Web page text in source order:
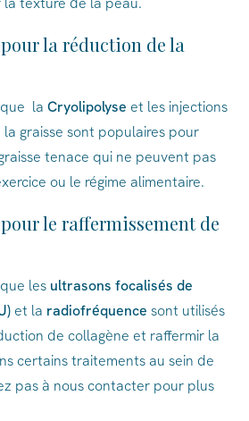
la réduction de la
la Cryolipolyse et les injections
graisse sont populaires pour
tenace qui ne peuvent pas
ou le régime alimentaire.
le raffermissement de
les ultrasons focalisés de
et la radiofréquence sont utilisés
de collagène et raffermir la
certains traitements au sein de
pas à nous contacter pour plus